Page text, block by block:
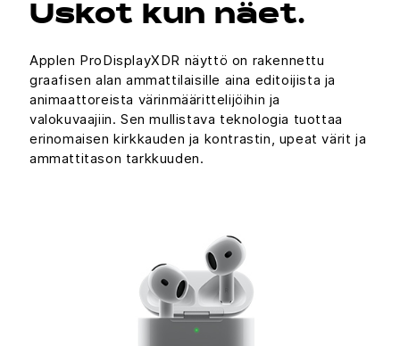
Uskot kun näet.
Applen ProDisplayXDR näyttö on rakennettu
graafisen alan ammattilaisille aina editoijista ja
animaattoreista värinmäärittelijöihin ja
valokuvaajiin. Sen mullistava teknologia tuottaa
erinomaisen kirkkauden ja kontrastin, upeat värit ja
ammattitason tarkkuuden.